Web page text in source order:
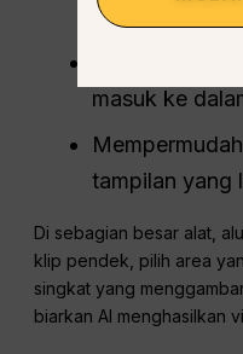
latar belakang
Mengoreksi
masuk ke
tampilan yang
Di sebagian besar alat,
klip pendek, pilih area
singkat yang
biarkan AI menghasilkan